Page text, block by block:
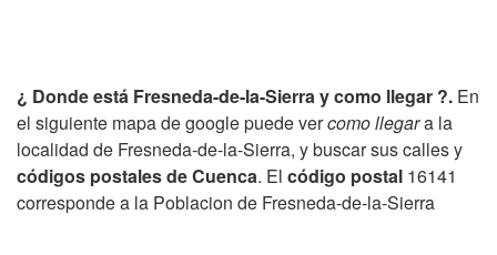
¿ Donde está Fresneda-de-la-Sierra y como llegar ?. En
el siguiente mapa de google puede vercomo llegara la
localidad de Fresneda-de-la-Sierra, y buscar sus calles y
códigos postales de Cuenca. El código postal 16141
corresponde a la Poblacion de Fresneda-de-la-Sierra